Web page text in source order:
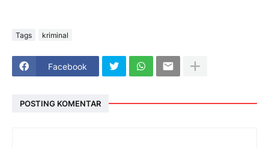
Tags kriminal
Facebook
POSTING KOMENTAR